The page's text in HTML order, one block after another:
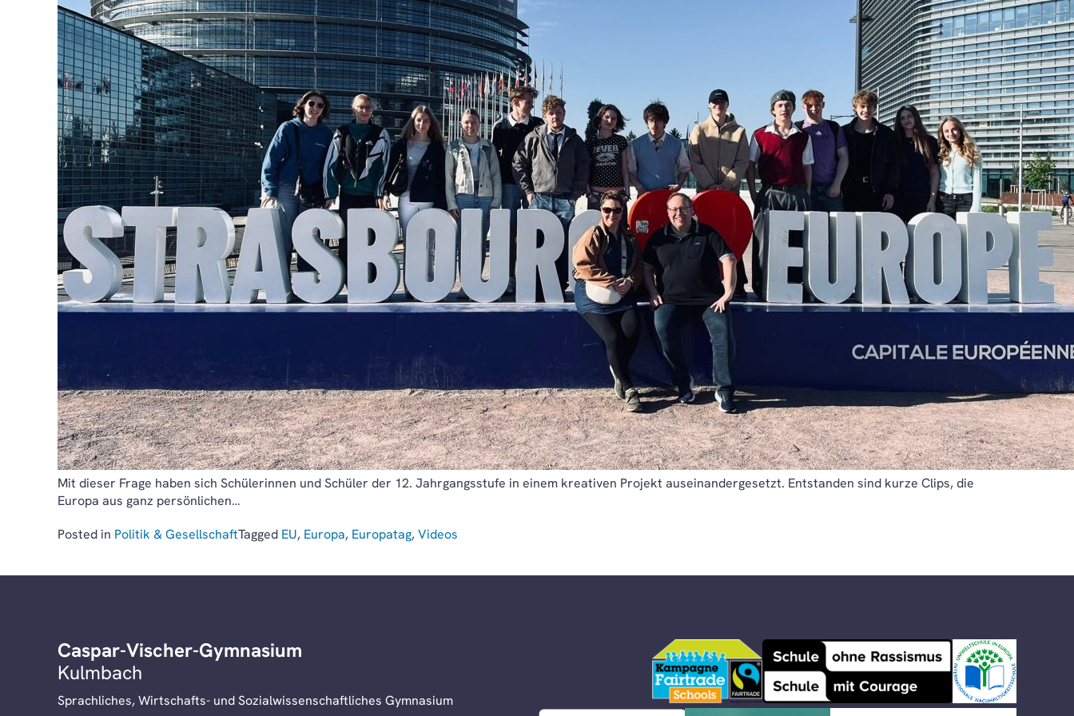
Mit dieser Frage haben sich Schülerinnen und Schüler der 12. Jahrgangsstufe in einem kreativen Projekt auseinandergesetzt. Entstanden sind kurze Clips, die
Europa aus ganz persönlichen…
Posted in Politik & GesellschaftTagged EU, Europa, Europatag, Videos
Caspar-Vischer-Gymnasium
Kulmbach
Sprachliches, Wirtschafts- und Sozialwissenschaftliches Gymnasium